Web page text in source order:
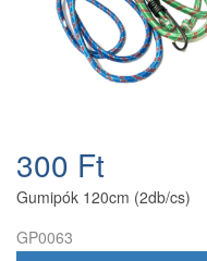
300 Ft
Gumipók 120cm (2db/cs)
GP0063